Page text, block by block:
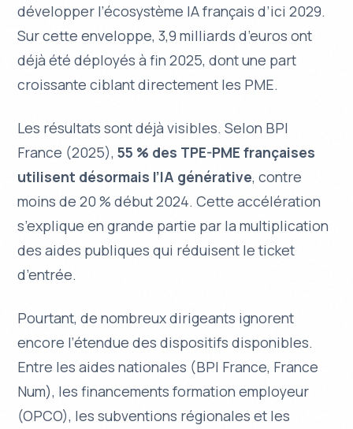
développer l’écosystème IA français d’ici 2029.
Sur cette enveloppe, 3,9 milliards d’euros ont
déjà été déployés à fin 2025, dont une part
croissante ciblant directement les PME.
Les résultats sont déjà visibles. Selon BPI
France (2025),55 % des TPE-PME françaises
utilisent désormais l’IA générative, contre
moins de 20 % début 2024. Cette accélération
s’explique en grande partie par la multiplication
des aides publiques qui réduisent le ticket
d’entrée.
Pourtant, de nombreux dirigeants ignorent
encore l’étendue des dispositifs disponibles.
Entre les aides nationales (BPI France, France
Num), les financements formation employeur
(OPCO), les subventions régionales et les